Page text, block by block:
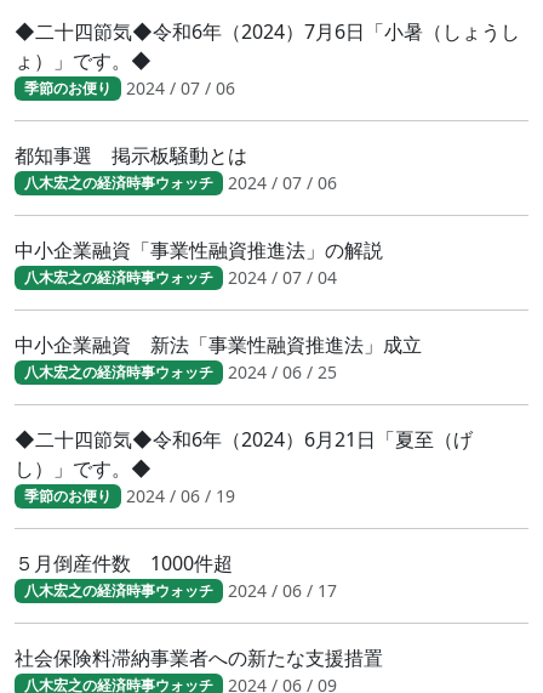
◆二十四節気◆令和6年（2024）7月6日「小暑（しょうし
ょ）」です。◆
季節のお便り 2024 / 07 / 06
都知事選 掲示板騒動とは
八木宏之の経済時事ウォッチ 2024 / 07 / 06
中小企業融資「事業性融資推進法」の解説
八木宏之の経済時事ウォッチ 2024 / 07 / 04
中小企業融資 新法「事業性融資推進法」成立
八木宏之の経済時事ウォッチ 2024 / 06 / 25
◆二十四節気◆令和6年（2024）6月21日「夏至（げ
し）」です。◆
季節のお便り 2024 / 06 / 19
５月倒産件数 1000件超
八木宏之の経済時事ウォッチ 2024 / 06 / 17
社会保険料滞納事業者への新たな支援措置
八木宏之の経済時事ウォッチ 2024 / 06 / 09